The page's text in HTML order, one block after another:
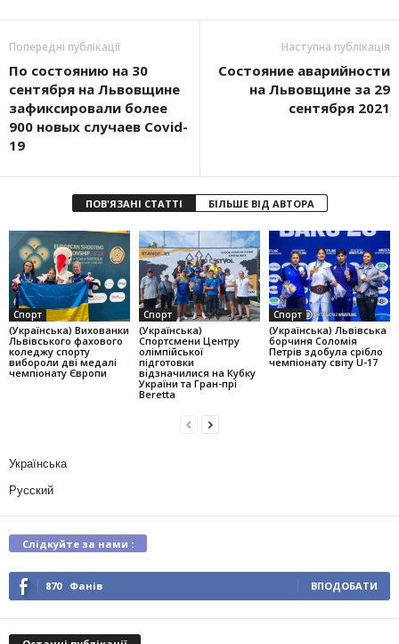
Попередні публікації
По состоянию на 30
сентября на Львовщине
зафиксировали более
900 новых случаев Covid-
19
Наступна публікація
Состояние аварийности
на Львовщине за 29
сентября 2021
ПОВ'ЯЗАНІ СТАТТІ БІЛЬШЕ ВІД АВТОРА
Спорт
(Українська) Вихованки
Львівського фахового
коледжу спорту
вибороли дві медалі
чемпіонату Європи
Спорт
(Українська)
Спортсмени Центру
олімпійської
підготовки
відзначилися на Кубку
України та Гран-прі
Beretta
Спорт
(Українська) Львівська
борчиня Соломія
Петрів здобула срібло
чемпіонату світу U-17
Українська
Русский
Слідкуйте за нами :
870 Фанів ВПОДОБАТИ